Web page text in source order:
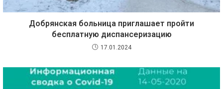
Добрянская больница приглашает пройти
бесплатную диспансеризацию
17.01.2024